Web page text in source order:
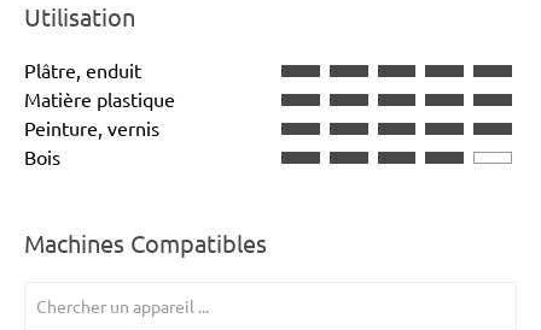
Utilisation
Plâtre, enduit
Matière plastique
Peinture, vernis
Bois
Machines Compatibles